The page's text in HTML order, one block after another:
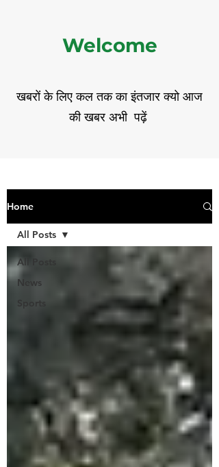
Welcome
खबरों के लिए कल तक का इंतजार क्यो आज
की खबर अभी पढ़ें
Home
All Posts
News
Sports
All Posts